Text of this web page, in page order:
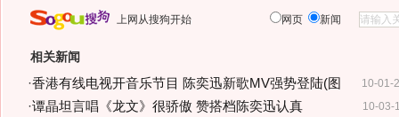
上网从搜狗开始 网页 新闻
相关新闻
10-01-
·香港有线电视开音乐节目 陈奕迅新歌MV强势登陆(图
10-03-
·谭晶坦言唱《龙文》很骄傲 赞搭档陈奕迅认真